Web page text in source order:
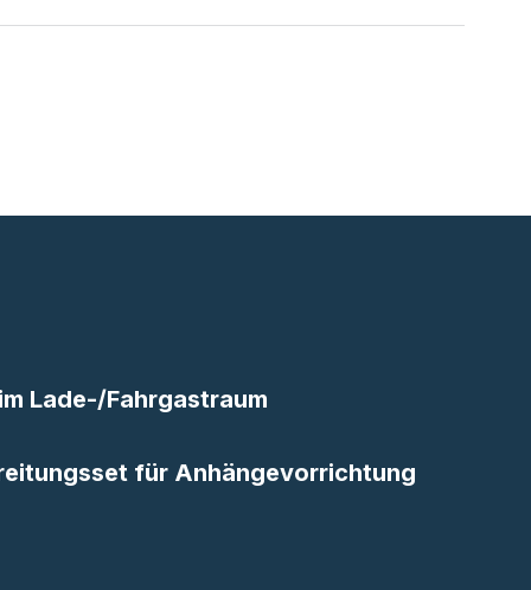
Lade-/Fahrgastraum
für Anhängevorrichtung